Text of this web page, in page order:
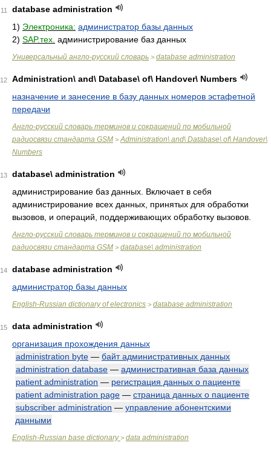
11
database administration
1) Электроника: администратор базы данных
2) SAP.тех. администрирование баз данных
Универсальный англо-русский словарь > database administration
12
Administration\ and\ Database\ of\ Handover\ Numbers
назначение и занесение в базу данных номеров эстафетной
передачи
Англо-русский cловарь терминов и сокращений по мобильной
радиосвязи стандарта GSM > Administration\ and\ Database\ of\ Handover\
Numbers
13
database\ administration
администрирование баз данных. Включает в себя
администрирование всех данных, принятых для обработки
вызовов, и операций, поддерживающих обработку вызовов.
Англо-русский cловарь терминов и сокращений по мобильной
радиосвязи стандарта GSM > database\ administration
14
database administration
администратор базы данных
English-Russian dictionary of electronics > database administration
15
data administration
организация прохождения данных
administration byte — байт административных данных
administration database — административная база данных
patient administration — регистрация данных о пациенте
patient administration page — страница данных о пациенте
subscriber administration — управление абонентскими
данными
English-Russian base dictionary> data administration